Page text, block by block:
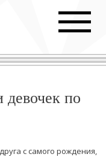
девочек по
с самого рождения,